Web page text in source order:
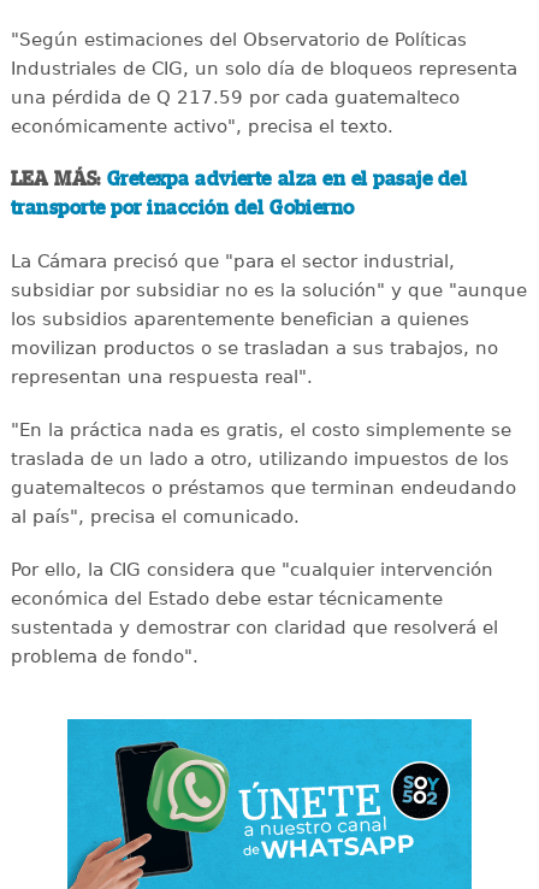
"Según estimaciones del Observatorio de Políticas
Industriales de CIG, un solo día de bloqueos representa
una pérdida de Q 217.59 por cada guatemalteco
económicamente activo", precisa el texto.
LEA MÁS: Gretexpa advierte alza en el pasaje del
transporte por inacción del Gobierno
La Cámara precisó que "para el sector industrial,
subsidiar por subsidiar no es la solución" y que "aunque
los subsidios aparentemente benefician a quienes
movilizan productos o se trasladan a sus trabajos, no
representan una respuesta real".
"En la práctica nada es gratis, el costo simplemente se
traslada de un lado a otro, utilizando impuestos de los
guatemaltecos o préstamos que terminan endeudando
al país", precisa el comunicado.
Por ello, la CIG considera que "cualquier intervención
económica del Estado debe estar técnicamente
sustentada y demostrar con claridad que resolverá el
problema de fondo".